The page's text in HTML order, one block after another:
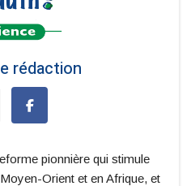
rédaction
pionnière qui stimule
Orient et en Afrique, et